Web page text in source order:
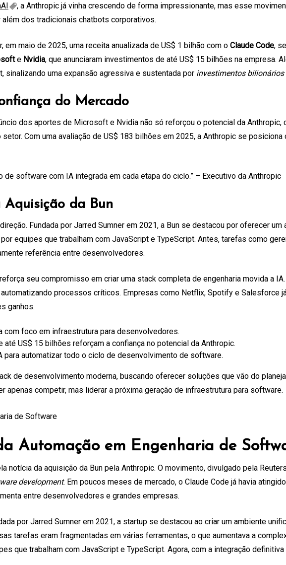
, a Anthropic já vinha crescendo de forma impressionante, mas esse
dos tradicionais chatbots corporativos.
maio de 2025, uma receita anualizada de US$ 1 bilhão com o Claude Code,
e Nvidia, que anunciaram investimentos de até US$ 15 bilhões na empresa.
uma expansão agressiva e sustentada por investimentos bilionários
do Mercado
dos aportes de Microsoft e Nvidia não só reforçou o potencial da
Com uma avaliação de US$ 183 bilhões em 2025, a Anthropic se
software com IA integrada em cada etapa do ciclo.” – Executivo da Anthropic
da Bun
Fundada por Jarred Sumner em 2021, a Bun se destacou por oferecer
equipes que trabalham com JavaScript e TypeScript. Antes, tarefas como
referência entre desenvolvedores.
seu compromisso em criar uma stack completa de engenharia movida a
processos críticos. Empresas como Netflix, Spotify e Salesforce
ganhos.
com foco em infraestrutura para desenvolvedores.
até US$ 15 bilhões reforçam a confiança no potencial da Anthropic.
para automatizar todo o ciclo de desenvolvimento de software.
de desenvolvimento moderna, buscando oferecer soluções que vão do
apenas competir, mas liderar a próxima geração de infraestrutura para software.
Automação em Engenharia de
notícia da aquisição da Bun pela Anthropic. O movimento, divulgado pela
development. Em poucos meses de mercado, o Claude Code já havia
entre desenvolvedores e grandes empresas.
por Jarred Sumner em 2021, a startup se destacou ao criar um ambiente
tarefas eram fragmentadas em várias ferramentas, o que aumentava a
que trabalham com JavaScript e TypeScript. Agora, com a integração